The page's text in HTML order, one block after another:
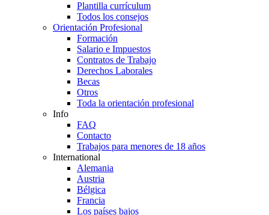
Plantilla currículum
Todos los consejos
Orientación Profesional
Formación
Salario e Impuestos
Contratos de Trabajo
Derechos Laborales
Becas
Otros
Toda la orientación profesional
Info
FAQ
Contacto
Trabajos para menores de 18 años
International
Alemania
Austria
Bélgica
Francia
Los países bajos